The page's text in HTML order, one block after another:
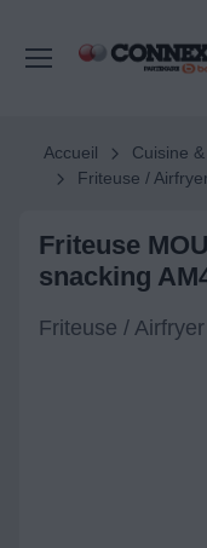
Accueil Cuisine
Friteuse / Airfryer
Friteuse
snacking
Friteuse / Airfryer